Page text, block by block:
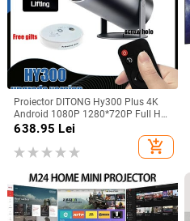
Proiector DITONG Hy300 Plus 4K
Android 1080P 1280*720P Full HD
Home Theatre Video Miniproiector
actualizată
638.95 Lei
add_shopping_cart